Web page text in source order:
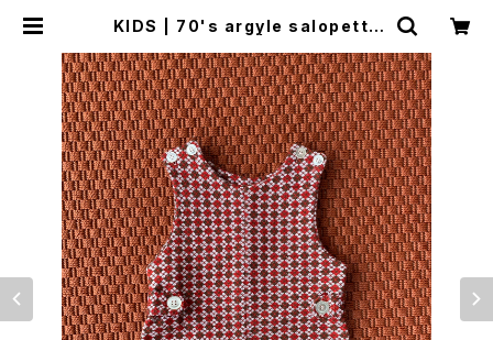
KIDS | 70's argyle salopette